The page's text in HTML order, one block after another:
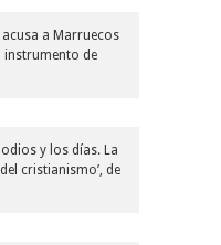
a Marruecos
de
odios y los días. La
cristianismo’, de